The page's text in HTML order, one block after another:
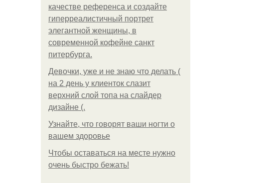
качестве референса и создайте
гиперреалистичный портрет
элегантной женщины, в
современной кофейне санкт
питербурга.
Девочки, уже и не знаю что делать (
на 2 день у клиенток слазит
верхний слой топа на слайдер
дизайне (.
Узнайте, что говорят ваши ногти о
вашем здоровье
Чтобы оставаться на месте нужно
очень быстро бежать!